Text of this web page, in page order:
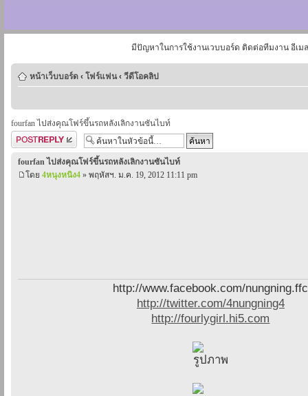
มีปัญหาในการใช้งานเวบบอร์ด ติดต่อทีมงาน อีเม
หน้าเว็บบอร์ด ‹ โฟร์แฟน ‹ วีดีโอคลิป
fourfan ไปส่งคุณโฟร์ขึ้นรถหลังเลิกงานซันไบท์
ตอบกระทู้
fourfan ไปส่งคุณโฟร์ขึ้นรถหลังเลิกงานซันไบท์
โดย 4หนุงหนิง4 » พฤหัสฯ. ม.ค. 19, 2012 11:11 pm
http://www.facebook.com/nungning.ffc
http://twitter.com/4nungning4
http://fourlygirl.hi5.com